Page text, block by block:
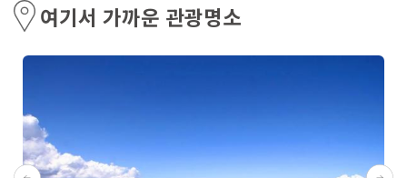
여기서 가까운 관광명소